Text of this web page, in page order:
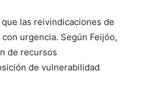
las reivindicaciones de
urgencia. Según Feijóo,
de recursos
de vulnerabilidad